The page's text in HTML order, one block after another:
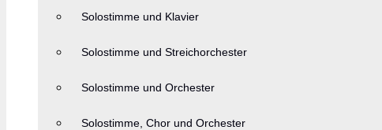
Solostimme und Klavier
Solostimme und Streichorchester
Solostimme und Orchester
Solostimme, Chor und Orchester